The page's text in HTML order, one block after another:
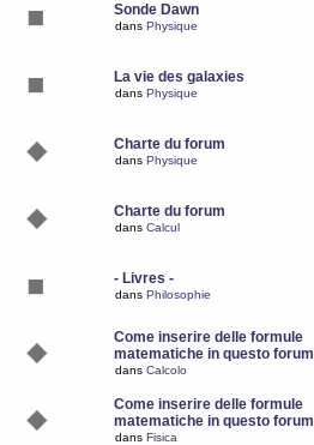
Sonde Dawn
dans Physique
La vie des galaxies
dans Physique
Charte du forum
dans Physique
Charte du forum
dans Calcul
- Livres -
dans Philosophie
Come inserire delle formule
matematiche in questo forum
dans Calcolo
Come inserire delle formule
matematiche in questo forum
dans Fisica